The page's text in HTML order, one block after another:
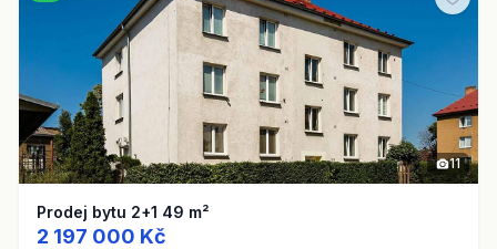
11
Prodej bytu 2+1 49 m²
2 197 000 Kč